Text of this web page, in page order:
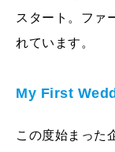
スタート。ファ
れています。
My First
この度始まった